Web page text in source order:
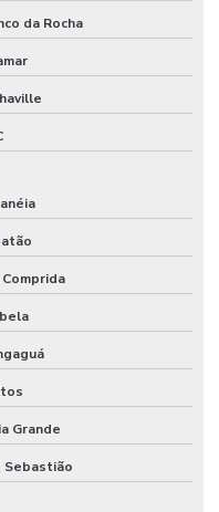
da Rocha
Comprida
Grande
Sebastião